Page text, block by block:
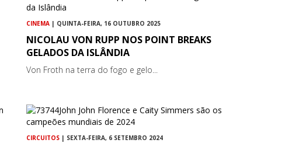
CINEMA | QUINTA-FEIRA, 16 OUTUBRO 2025
NICOLAU VON RUPP NOS POINT BREAKS
GELADOS DA ISLÂNDIA
Von Froth na terra do fogo e gelo...
CIRCUITOS | SEXTA-FEIRA, 6 SETEMBRO 2024